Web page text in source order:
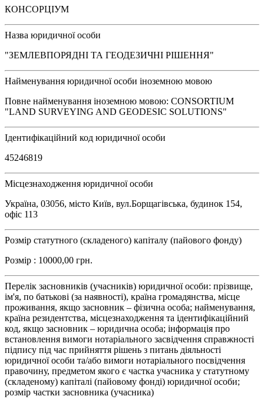
КОНСОРЦІУМ
Назва юридичної особи
"ЗЕМЛЕВПОРЯДНІ ТА ГЕОДЕЗИЧНІ РІШЕННЯ"
Найменування юридичної особи іноземною мовою
Повне найменування іноземною мовою: CONSORTIUM
"LAND SURVEYING AND GEODESIC SOLUTIONS"
Ідентифікаційний код юридичної особи
45246819
Місцезнаходження юридичної особи
Україна, 03056, місто Київ, вул.Борщагівська, будинок 154,
офіс 113
Розмір статутного (складеного) капіталу (пайового фонду)
Розмір : 10000,00 грн.
Перелік засновників (учасників) юридичної особи: прізвище,
ім'я, по батькові (за наявності), країна громадянства, місце
проживання, якщо засновник – фізична особа; найменування,
країна резидентства, місцезнаходження та ідентифікаційний
код, якщо засновник – юридична особа; інформація про
встановлення вимоги нотаріального засвідчення справжності
підпису під час прийняття рішень з питань діяльності
юридичної особи та/або вимоги нотаріального посвідчення
правочину, предметом якого є частка учасника у статутному
(складеному) капіталі (пайовому фонді) юридичної особи;
розмір частки засновника (учасника)